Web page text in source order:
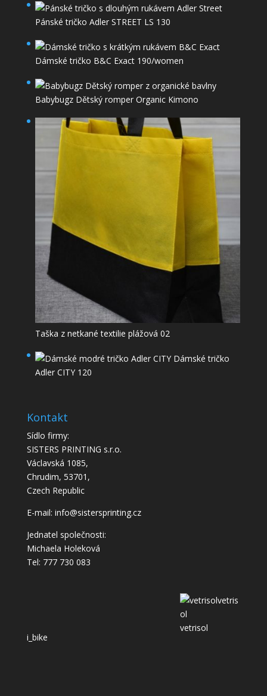
Pánské tričko Adler STREET LS 130
Dámské tričko B&C Exact 190/women
Babybugz Dětský romper Organic Kimono
Taška z netkané textilie plážová 02
Dámské tričko
Adler CITY 120
Kontakt
Sídlo firmy:
SISTERS PRINTING s.r.o.
Václavská 1085,
Chrudim, 53701,
Czech Republic
E-mail: info@sistersprinting.cz
Jednatel společnosti:
Michaela Holeková
Tel: 777 730 083
i_bike
vetrisol